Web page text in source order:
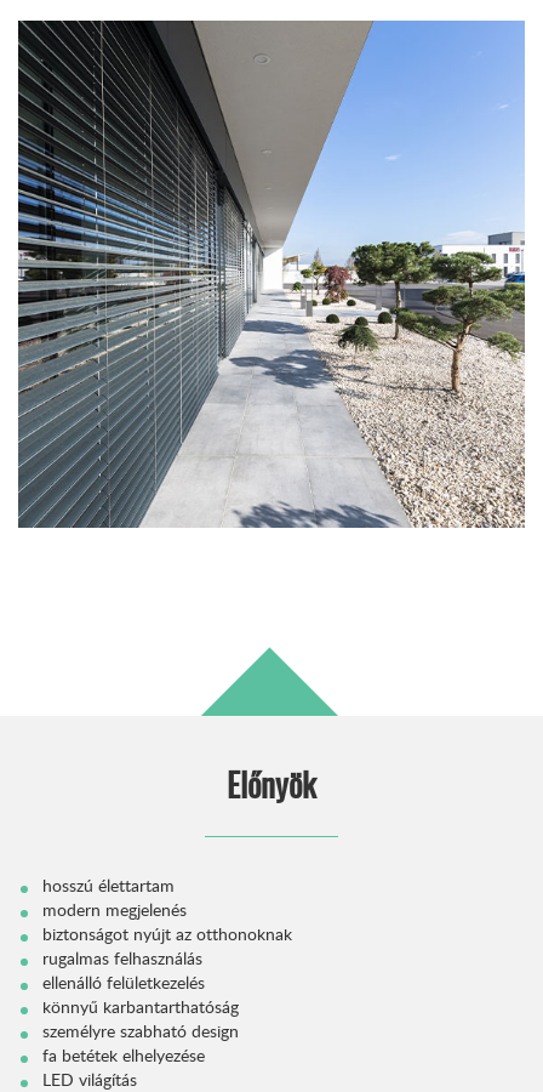
Előnyök
hosszú élettartam
modern megjelenés
biztonságot nyújt az otthonoknak
rugalmas felhasználás
ellenálló felületkezelés
könnyű karbantarthatóság
személyre szabható design
fa betétek elhelyezése
LED világítás